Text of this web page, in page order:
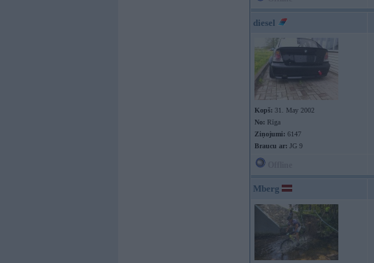
diesel
Kopš: 31. May 2002
No: Rīga
Ziņojumi: 6147
Braucu ar: JG 9
Mberg